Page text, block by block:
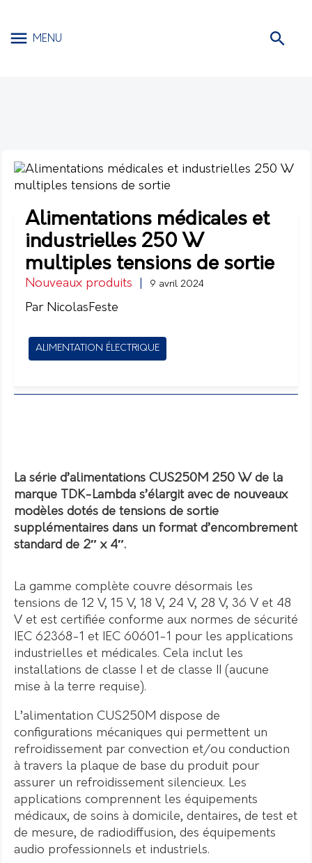
MENU
Alimentations médicales et
industrielles 250 W
multiples tensions de sortie
Nouveaux produits 9 avril 2024
Par NicolasFeste
ALIMENTATION ÉLECTRIQUE
La série d’alimentations CUS250M 250 W de la
marque TDK-Lambda s’élargit avec de nouveaux
modèles dotés de tensions de sortie
supplémentaires dans un format d’encombrement
standard de 2″ x 4″.
La gamme complète couvre désormais les
tensions de 12 V, 15 V, 18 V, 24 V, 28 V, 36 V et 48
V et est certifiée conforme aux normes de sécurité
IEC 62368-1 et IEC 60601-1 pour les applications
industrielles et médicales. Cela inclut les
installations de classe I et de classe II (aucune
mise à la terre requise).
L’alimentation CUS250M dispose de
configurations mécaniques qui permettent un
refroidissement par convection et/ou conduction
à travers la plaque de base du produit pour
assurer un refroidissement silencieux. Les
applications comprennent les équipements
médicaux, de soins à domicile, dentaires, de test et
de mesure, de radiodiffusion, des équipements
audio professionnels et industriels.